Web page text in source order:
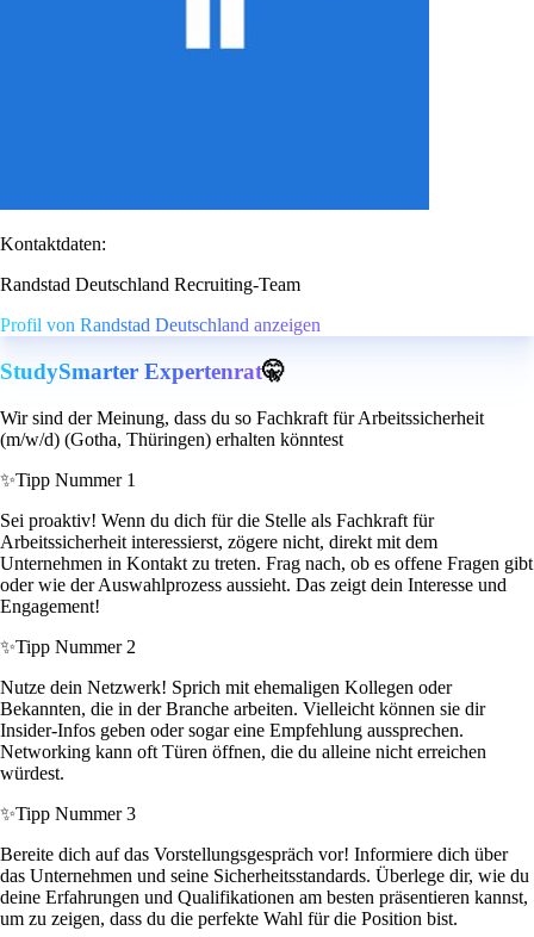
Kontaktdaten:
Randstad Deutschland Recruiting-Team
Profil von Randstad Deutschland anzeigen
StudySmarter Expertenrat🤫
Wir sind der Meinung, dass du so Fachkraft für Arbeitssicherheit
(m/w/d) (Gotha, Thüringen) erhalten könntest
✨Tipp Nummer 1
Sei proaktiv! Wenn du dich für die Stelle als Fachkraft für
Arbeitssicherheit interessierst, zögere nicht, direkt mit dem
Unternehmen in Kontakt zu treten. Frag nach, ob es offene Fragen gibt
oder wie der Auswahlprozess aussieht. Das zeigt dein Interesse und
Engagement!
✨Tipp Nummer 2
Nutze dein Netzwerk! Sprich mit ehemaligen Kollegen oder
Bekannten, die in der Branche arbeiten. Vielleicht können sie dir
Insider-Infos geben oder sogar eine Empfehlung aussprechen.
Networking kann oft Türen öffnen, die du alleine nicht erreichen
würdest.
✨Tipp Nummer 3
Bereite dich auf das Vorstellungsgespräch vor! Informiere dich über
das Unternehmen und seine Sicherheitsstandards. Überlege dir, wie du
deine Erfahrungen und Qualifikationen am besten präsentieren kannst,
um zu zeigen, dass du die perfekte Wahl für die Position bist.